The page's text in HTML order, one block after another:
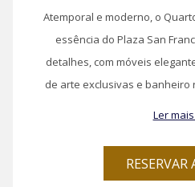
Atemporal e moderno, o
essência do Plaza San
detalhes, com móveis
de arte exclusivas e banheiro
Ler mais
RESERVAR